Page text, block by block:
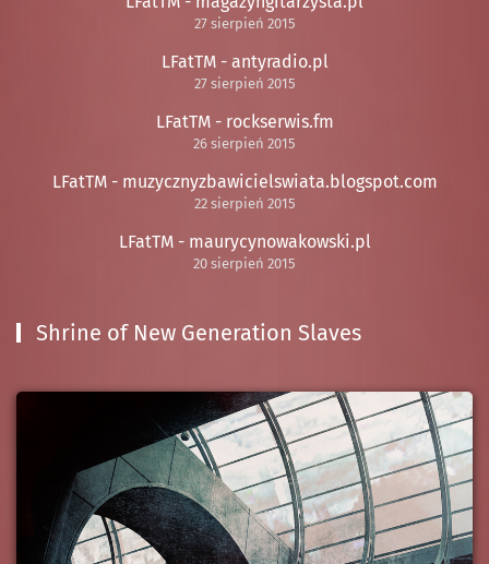
27 sierpień 2015
LFatTM - antyradio.pl
27 sierpień 2015
LFatTM - rockserwis.fm
26 sierpień 2015
LFatTM - muzycznyzbawicielswiata.blogspot.com
22 sierpień 2015
LFatTM - maurycynowakowski.pl
20 sierpień 2015
Shrine of New Generation Slaves